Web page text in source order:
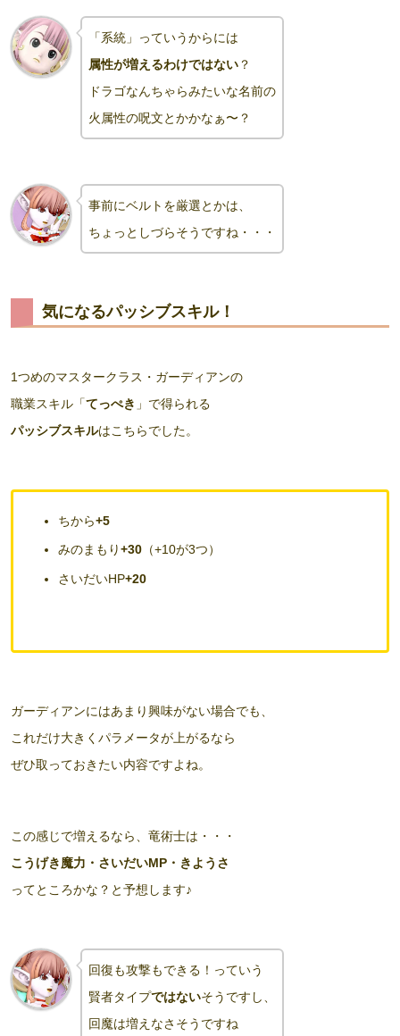
「系統」っていうからには
属性が増えるわけではない？
ドラゴなんちゃらみたいな名前の
火属性の呪文とかかなぁ〜？
事前にベルトを厳選とかは、
ちょっとしづらそうですね・・・
気になるパッシブスキル！
1つめのマスタークラス・ガーディアンの
職業スキル「てっぺき 」で得られる
パッシブスキルはこちらでした。
ちから+5
みのまもり+30（+10が3つ）
さいだいHP+20
ガーディアンにはあまり興味がない場合でも、
これだけ大きくパラメータが上がるなら
ぜひ取っておきたい内容ですよね。
この感じで増えるなら、竜術士は・・・
こうげき魔力・さいだいMP・きようさ
ってところかな？と予想します♪
回復も攻撃もできる！っていう
賢者タイプではないそうですし、
回魔は増えなさそうですね